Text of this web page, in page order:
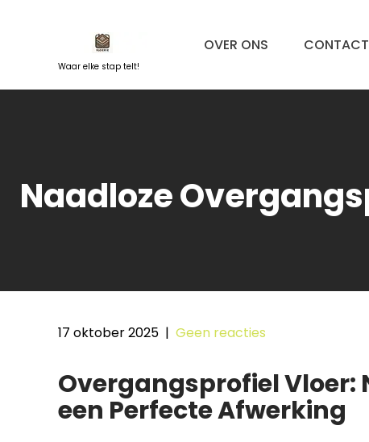
Waar elke stap telt!
OVER ONS CONTACT
Naadloze
17 oktober 2025 | Geen reacties
Overgangsprofiel Vloer:
een Perfecte Afwerking